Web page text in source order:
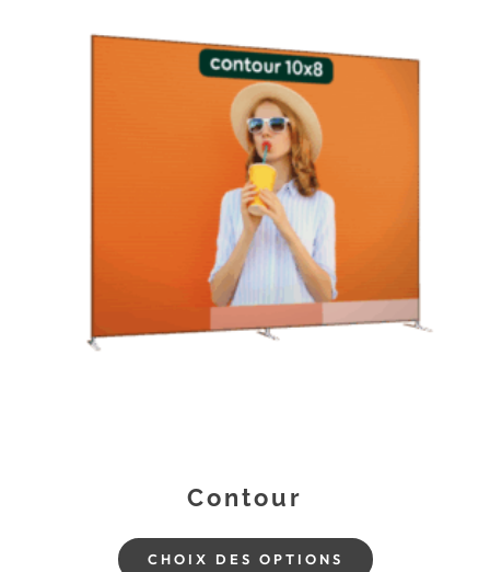
Contour
CHOIX DES OPTIONS